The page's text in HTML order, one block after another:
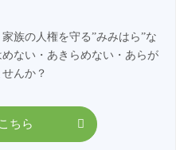
族の人権を守る”みみはら”な
ない・あきらめない・あらが
んか？
ちら